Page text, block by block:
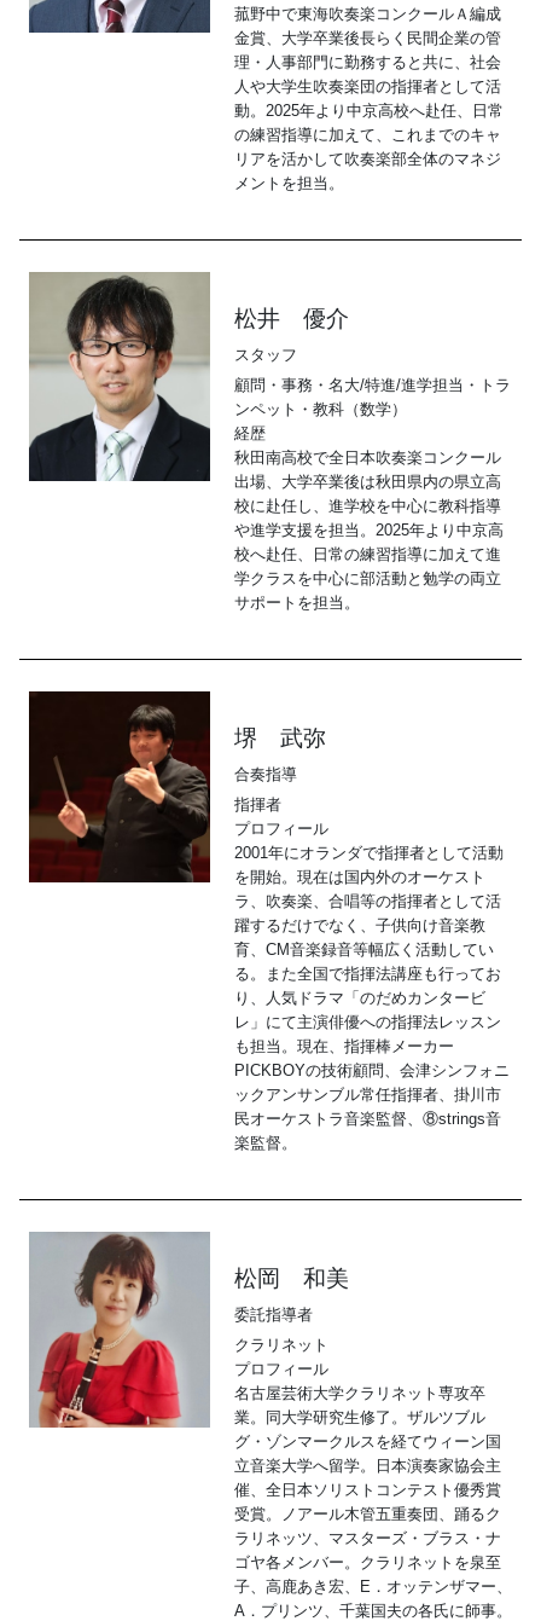
菰野中で東海吹奏楽コンクールＡ編成
金賞、大学卒業後長らく民間企業の管
理・人事部門に勤務すると共に、社会
人や大学生吹奏楽団の指揮者として活
動。2025年より中京高校へ赴任、日常
の練習指導に加えて、これまでのキャ
リアを活かして吹奏楽部全体のマネジ
メントを担当。
松井 優介
スタッフ
顧問・事務・名大/特進/進学担当・トラ
ンペット・教科（数学）
経歴
秋田南高校で全日本吹奏楽コンクール
出場、大学卒業後は秋田県内の県立高
校に赴任し、進学校を中心に教科指導
や進学支援を担当。2025年より中京高
校へ赴任、日常の練習指導に加えて進
学クラスを中心に部活動と勉学の両立
サポートを担当。
堺 武弥
合奏指導
指揮者
プロフィール
2001年にオランダで指揮者として活動
を開始。現在は国内外のオーケスト
ラ、吹奏楽、合唱等の指揮者として活
躍するだけでなく、子供向け音楽教
育、CM音楽録音等幅広く活動してい
る。また全国で指揮法講座も行ってお
り、人気ドラマ「のだめカンタービ
レ」にて主演俳優への指揮法レッスン
も担当。現在、指揮棒メーカー
PICKBOYの技術顧問、会津シンフォニ
ックアンサンブル常任指揮者、掛川市
民オーケストラ音楽監督、⑧strings音
楽監督。
松岡 和美
委託指導者
クラリネット
プロフィール
名古屋芸術大学クラリネット専攻卒
業。同大学研究生修了。ザルツブル
グ・ゾンマークルスを経てウィーン国
立音楽大学へ留学。日本演奏家協会主
催、全日本ソリストコンテスト優秀賞
受賞。ノアール木管五重奏団、踊るク
ラリネッツ、マスターズ・ブラス・ナ
ゴヤ各メンバー。クラリネットを泉至
子、高鹿あき宏、E．オッテンザマー、
A．プリンツ、千葉国夫の各氏に師事。